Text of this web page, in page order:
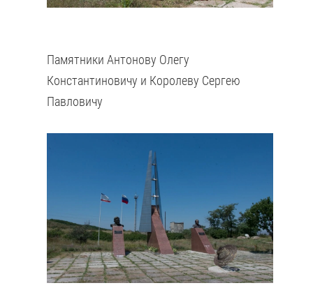
Памятники Антонову Олегу
Константиновичу и Королеву Сергею
Павловичу